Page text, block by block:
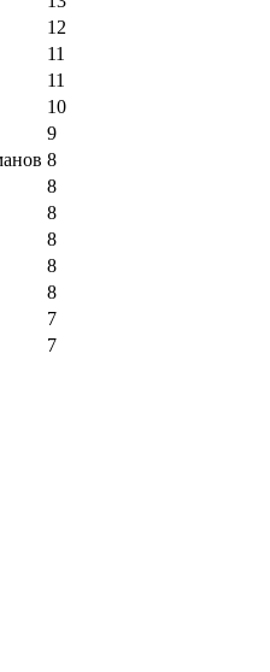
12
11
11
10
9
8
8
8
8
8
8
7
7